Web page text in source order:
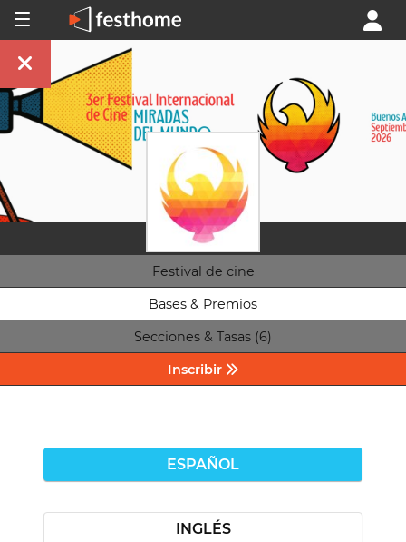
Festival de cine
Bases & Premios
Secciones & Tasas (6)
Inscribir
ESPAÑOL
INGLÉS